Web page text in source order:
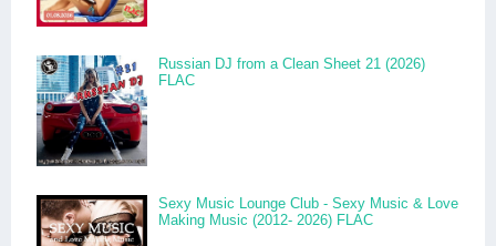
Russian DJ from a Clean Sheet 21 (2026)
FLAC
Sexy Music Lounge Club - Sexy Music & Love
Making Music (2012- 2026) FLAC